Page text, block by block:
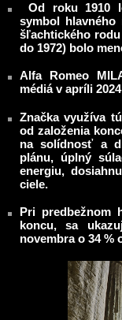
Od roku 1910
symbol hlavného
šľachtického
do 1972) bolo
Alfa Romeo
médiá v apríli
Značka využíva
od založenia
na solídnosť a
plánu, úplný
energiu,
ciele.
Pri predbežnom
koncu, sa
novembra o 34 %